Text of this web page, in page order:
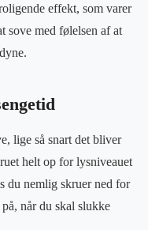
effekt, som varer
sove med følelsen af at
lige så snart det bliver
helt op for lysniveauet
du nemlig skruer ned for
når du skal slukke